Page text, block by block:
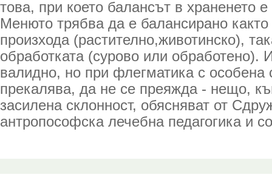
това, при което балансът в храненето
Менюто трябва да е балансирано
произхода (растително,животинско),
обработката (сурово или обработено).
валидно, но при флегматика с особена
прекалява, да не се преяжда - нещо,
засилена склонност, обясняват от
антропософска лечебна педагогика и